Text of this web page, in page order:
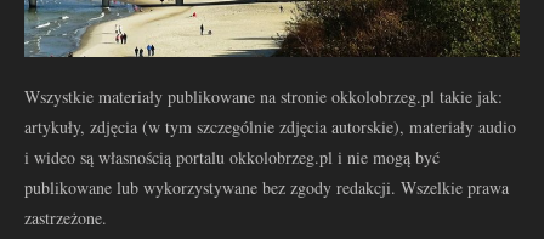
Wszystkie materiały publikowane na stronie okkolobrzeg.pl takie jak:
artykuły, zdjęcia (w tym szczególnie zdjęcia autorskie), materiały audio
i wideo są własnością portalu okkolobrzeg.pl i nie mogą być
publikowane lub wykorzystywane bez zgody redakcji. Wszelkie prawa
zastrzeżone.